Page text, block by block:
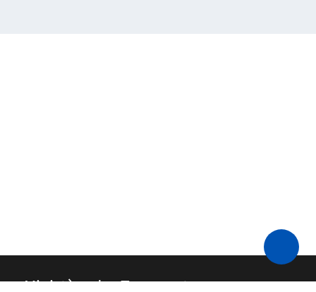
Ministère des Transports